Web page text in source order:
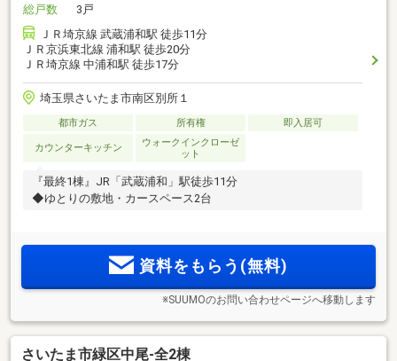
総戸数
3戸
ＪＲ埼京線 武蔵浦和駅 徒歩11分
ＪＲ京浜東北線 浦和駅 徒歩20分
ＪＲ埼京線 中浦和駅 徒歩17分
埼玉県さいたま市南区別所１
都市ガス 所有権 即入居可
カウンターキッチン
ウォークインクローゼ
ット
『最終1棟』JR「武蔵浦和」駅徒歩11分
◆ゆとりの敷地・カースペース2台
資料をもらう(無料)
※SUUMOのお問い合わせページへ移動します
さいたま市緑区中尾-全2棟